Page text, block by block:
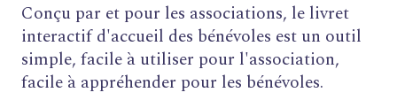
Conçu par et pour les associations, le livret
interactif d'accueil des bénévoles est un outil
simple, facile à utiliser pour l'association,
facile à appréhender pour les bénévoles.